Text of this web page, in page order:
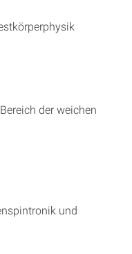
der weichen
und